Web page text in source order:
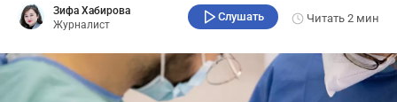
Зифа Хабирова
Журналист
Слушать Читать 2 мин